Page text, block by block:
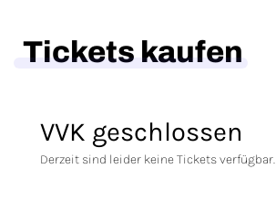
Tickets kaufen
VVK geschlossen
Derzeit sind leider keine Tickets verfügbar.